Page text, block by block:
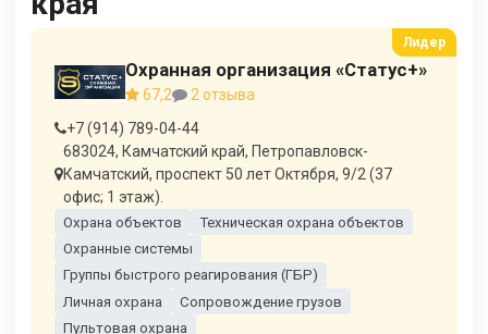
Охранная организация «Статус+»
67,2
2 отзыва
+7 (914) 789-04-44
683024, Камчатский край, Петропавловск-
Камчатский, проспект 50 лет Октября, 9/2 (37
офис; 1 этаж).
Охрана объектов
Техническая охрана объектов
Охранные системы
Группы быстрого реагирования (ГБР)
Личная охрана
Сопровождение грузов
Пультовая охрана